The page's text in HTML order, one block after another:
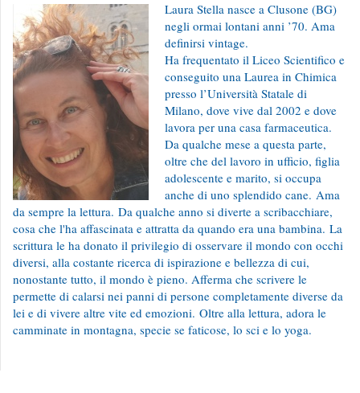
Laura Stella nasce a Clusone (BG)
negli ormai lontani anni ’70. Ama
definirsi vintage.
Ha frequentato il Liceo Scientifico e
conseguito una Laurea in Chimica
presso l’Università Statale di
Milano, dove vive dal 2002 e dove
lavora per una casa farmaceutica.
Da qualche mese a questa parte,
oltre che del lavoro in ufficio, figlia
adolescente e marito, si occupa
anche di uno splendido cane. Ama
da sempre la lettura. Da qualche anno si diverte a scribacchiare,
cosa che l'ha affascinata e attratta da quando era una bambina. La
scrittura le ha donato il privilegio di osservare il mondo con occhi
diversi, alla costante ricerca di ispirazione e bellezza di cui,
nonostante tutto, il mondo è pieno. Afferma che scrivere le
permette di calarsi nei panni di persone completamente diverse da
lei e di vivere altre vite ed emozioni. Oltre alla lettura, adora le
camminate in montagna, specie se faticose, lo sci e lo yoga.